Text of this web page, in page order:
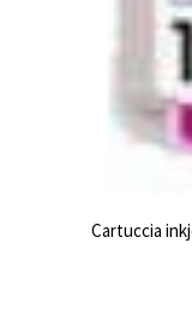
Cartuccia